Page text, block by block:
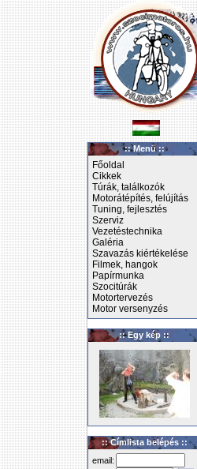
:: Menü ::
Főoldal
Cikkek
Túrák, találkozók
Motorátépítés, felújítás
Tuning, fejlesztés
Szerviz
Vezetéstechnika
Galéria
Szavazás kiértékelése
Filmek, hangok
Papírmunka
Szocitúrák
Motortervezés
Motor versenyzés
:: Egy kép ::
:: Címlista belépés ::
email: